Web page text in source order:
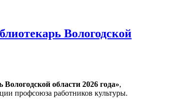
Вологодской
области 2026 года»,
профсоюза работников культуры.